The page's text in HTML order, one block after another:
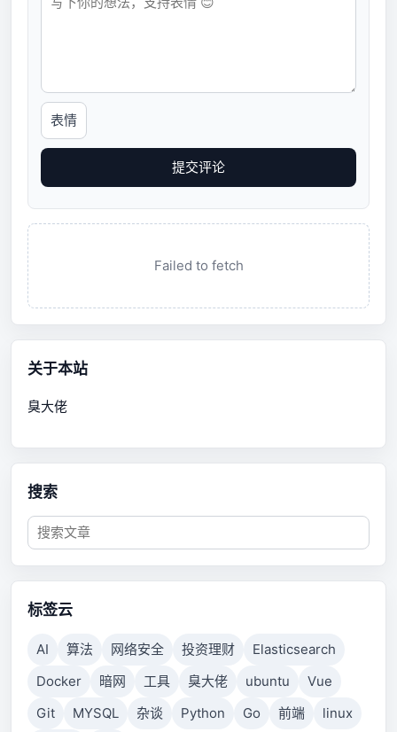
表情
提交评论
Failed to fetch
关于本站
臭大佬
搜索
标签云
AI 算法 网络安全 投资理财
Elasticsearch
Docker
暗网 工具 臭大佬 ubuntu
Vue
Git
MYSQL 杂谈 Python Go 前端
linux